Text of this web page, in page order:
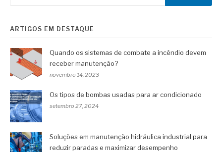
ARTIGOS EM DESTAQUE
Quando os sistemas de combate a incêndio devem
receber manutenção?
novembro 14, 2023
Os tipos de bombas usadas para ar condicionado
setembro 27, 2024
Soluções em manutenção hidráulica industrial para
reduzir paradas e maximizar desempenho